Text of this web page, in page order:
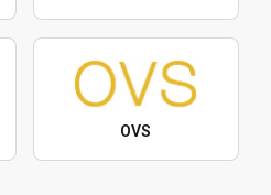
OVS